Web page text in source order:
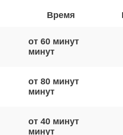
Время
от 60 минут
от 80 минут
от 40 минут